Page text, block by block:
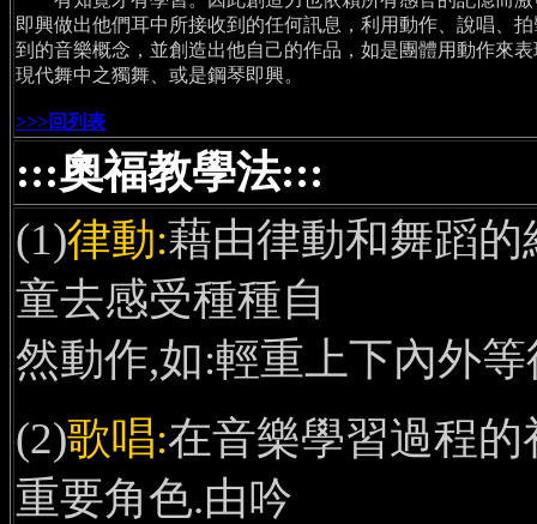
即興做出他們耳中所接收到的任何訊息，利用動作、說唱、
到的音樂概念，並創造出他自己的作品，如是團體用動作來
現代舞中之獨舞、或是鋼琴即興。
>>>回列表
:::奧福教學法:::
(1)律動:藉由律動和舞蹈
童去感受種種自
然動作,如:輕重上下內外
(2)歌唱:在音樂學習過程
重要角色.由吟